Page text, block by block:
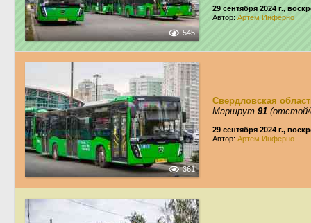
545
29 сентября 2024 г.,
Автор: Артем Инферно
361
Свердловская
Маршрут 91 (отстой/
29 сентября 2024 г.,
Автор: Артем Инферно